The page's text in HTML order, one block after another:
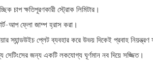
চাপ ক্ষতিপূরণকারী স্ট্রোক লিমিটার।
আপ ফ্লো জাম্প হ্রাস করা।
স্যান্ডউইচ প্লেট ব্যবহার করে উভয় দিকেই প্রবাহ
সেটিংসের জন্য একটি লকযোগ্য ঘূর্ণমান নব দিয়ে সজ্জিত।